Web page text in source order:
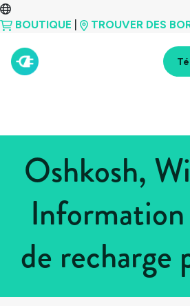
BOUTIQUE TROUVER DES
Oshkosh,
de recharge
États-Unis >